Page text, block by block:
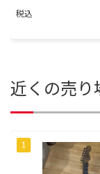
税込
近くの売り